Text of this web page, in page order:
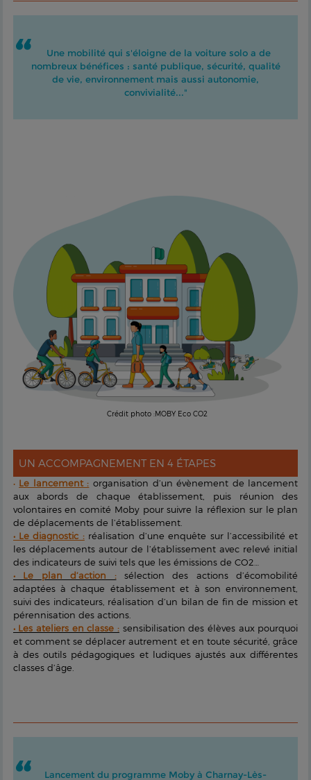
Une mobilité qui s'éloigne de la voiture solo a de
nombreux bénéfices : santé publique, sécurité, qualité
de vie, environnement mais aussi autonomie,
convivialité..."
Crédit photo :MOBY Eco CO2
UN ACCOMPAGNEMENT EN 4 ÉTAPES
• Le lancement : organisation d’un évènement de lancement
aux abords de chaque établissement, puis réunion des
volontaires en comité Moby pour suivre la réflexion sur le plan
de déplacements de l’établissement.
• Le diagnostic :réalisation d’une enquête sur l’accessibilité et
les déplacements autour de l’établissement avec relevé initial
des indicateurs de suivi tels que les émissions de CO2…
• Le plan d’action :sélection des actions d’écomobilité
adaptées à chaque établissement et à son environnement,
suivi des indicateurs, réalisation d’un bilan de fin de mission et
pérennisation des actions.
• Les ateliers en classe : sensibilisation des élèves aux pourquoi
et comment se déplacer autrement et en toute sécurité, grâce
à des outils pédagogiques et ludiques ajustés aux différentes
classes d’âge.
Lancement du programme Moby à Charnay-Lès-